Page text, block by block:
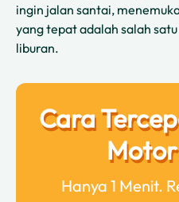
ingin jalan santai,
yang tepat adalah salah
liburan.
Cara
Hanya 1 Menit.